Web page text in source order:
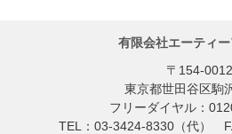
有限会社エーティー
〒154-0012
東京都世田谷区駒
フリーダイヤル：
TEL：03-3424-8330（代）